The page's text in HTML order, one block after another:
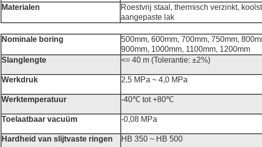
Materialen
Roestvrij staal, thermisch verzinkt,
aangepaste lak
Nominale boring
500mm, 600mm, 700mm, 750mm,
900mm, 1000mm, 1100mm, 1200mm
Slanglengte
<= 40 m (Tolerantie: ±2%)
Werkdruk 2,5 MPa ~ 4,0 MPa
Werktemperatuur -40℃ tot +80℃
Toelaatbaar vacuüm -0,08 MPa
Hardheid van slijtvaste ringen HB 350 ~ HB 500